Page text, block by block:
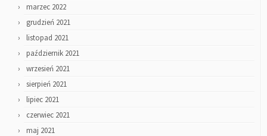
marzec 2022
grudzień 2021
listopad 2021
październik 2021
wrzesień 2021
sierpień 2021
lipiec 2021
czerwiec 2021
maj 2021